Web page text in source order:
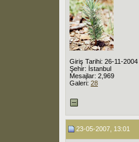
Giriş Tarihi: 26-11-2004
Şehir: İstanbul
Mesajlar: 2,969
Galeri: 28
23-05-2007, 13:01